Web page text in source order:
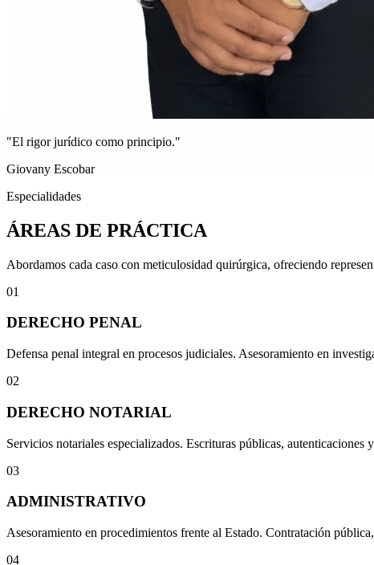
"El rigor jurídico como principio."
Giovany Escobar
Especialidades
ÁREAS DE PRÁCTICA
Abordamos cada caso con meticulosidad quirúrgica, ofreciendo
01
DERECHO PENAL
Defensa penal integral en procesos judiciales. Asesoramiento en
02
DERECHO NOTARIAL
Servicios notariales especializados. Escrituras públicas,
03
ADMINISTRATIVO
Asesoramiento en procedimientos frente al Estado. Contratación
04